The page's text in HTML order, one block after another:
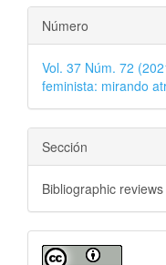
Número
Vol. 37 Núm. 72
feminista: mirando
Sección
Bibliographic reviews